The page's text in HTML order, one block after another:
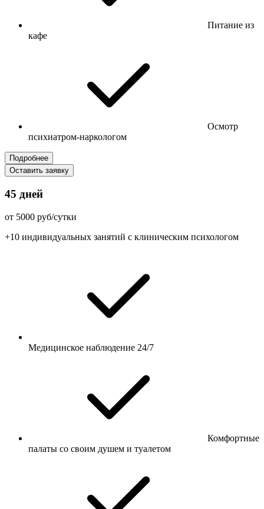
Питание из
кафе
Осмотр
психиатром-наркологом
Подробнее
Оставить заявку
45 дней
от 5000 руб/сутки
+10 индивидуальных занятий с клиническим психологом
Медицинское наблюдение 24/7
Комфортные
палаты со своим душем и туалетом